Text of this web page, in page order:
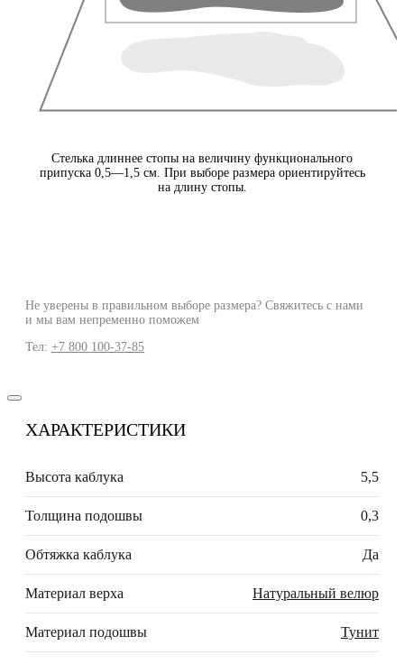
Стелька длиннее стопы на величину функционального
припуска 0,5—1,5 см. При выборе размера ориентируйтесь
на длину стопы.
Не уверены в правильном выборе размера? Свяжитесь с нами
и мы вам непременно поможем
Тел: +7 800 100-37-85
ХАРАКТЕРИСТИКИ
Высота каблука 5,5
Толщина подошвы 0,3
Обтяжка каблука Да
Материал верха Натуральный велюр
Материал подошвы Тунит